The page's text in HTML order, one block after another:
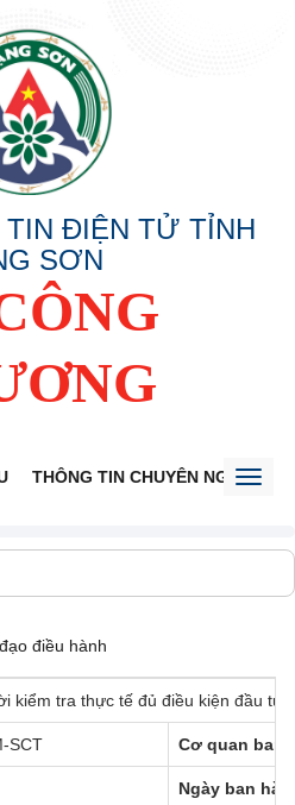
TIN ĐIỆN TỬ TỈNH
SƠN
THÔNG TIN CHUYÊN NGÀNH
điều hành
kiểm tra thực tế đủ điều kiện đầu tư
SCT Cơ quan ban
Ngày ban